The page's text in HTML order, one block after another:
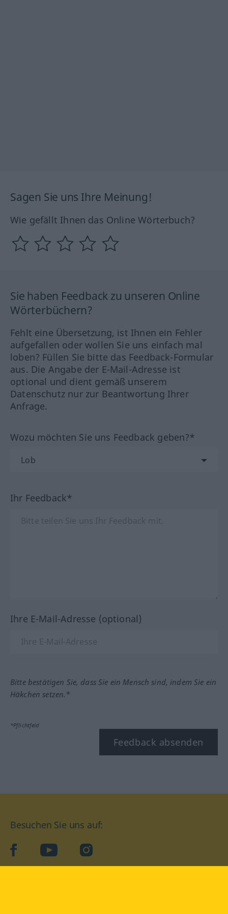
Sagen Sie uns Ihre Meinung!
Wie gefällt Ihnen das Online Wörterbuch?
Sie haben Feedback zu unseren Online
Wörterbüchern?
Fehlt eine Übersetzung, ist Ihnen ein Fehler
aufgefallen oder wollen Sie uns einfach mal
loben? Füllen Sie bitte das Feedback-Formular
aus. Die Angabe der E-Mail-Adresse ist
optional und dient gemäß unserem
Datenschutz nur zur Beantwortung Ihrer
Anfrage.
Wozu möchten Sie uns Feedback geben?*
Ihr Feedback*
Ihre E-Mail-Adresse (optional)
Bitte bestätigen Sie, dass Sie ein Mensch sind, indem Sie ein
Häkchen setzen.*
*Pflichtfeld
Feedback absenden
Besuchen Sie uns auf:
facebookYouTube Instagram